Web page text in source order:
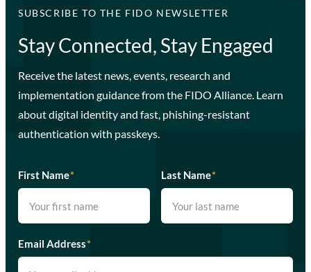
SUBSCRIBE TO THE FIDO NEWSLETTER
Stay Connected, Stay Engaged
Receive the latest news, events, research and
implementation guidance from the FIDO Alliance. Learn
about digital identity and fast, phishing-resistant
authentication with passkeys.
First Name* Last Name*
Email Address*